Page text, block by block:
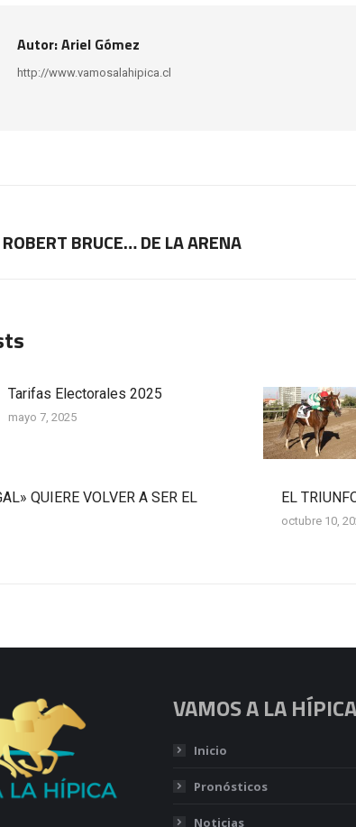
Autor:Ariel Gómez
http://www.vamosalahipica.cl
BRUCE… DE LA ARENA
Tarifas Electorales 2025
mayo 7, 2025
QUIERE VOLVER A SER EL
EL
octubre 10,
VAMOS A LA HÍPICA
Inicio
Pronósticos
Noticias